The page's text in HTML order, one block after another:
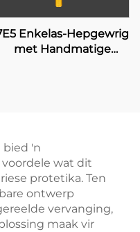
Enkelas-Hepgewrig
met Handmatige
bied 'n
wat dit
protetika. Ten
ontwerp
vervanging,
maak vir